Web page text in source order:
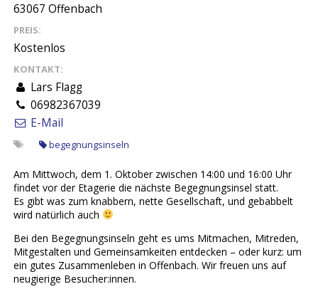
63067 Offenbach
PREIS:
Kostenlos
KONTAKT:
Lars Flagg
06982367039
E-Mail
begegnungsinseln
Am Mittwoch, dem 1. Oktober zwischen 14:00 und 16:00 Uhr
findet vor der Etagerie die nächste Begegnungsinsel statt.
Es gibt was zum knabbern, nette Gesellschaft, und gebabbelt
wird natürlich auch
Bei den Begegnungsinseln geht es ums Mitmachen, Mitreden,
Mitgestalten und Gemeinsamkeiten entdecken – oder kurz: um
ein gutes Zusammenleben in Offenbach. Wir freuen uns auf
neugierige Besucher:innen.